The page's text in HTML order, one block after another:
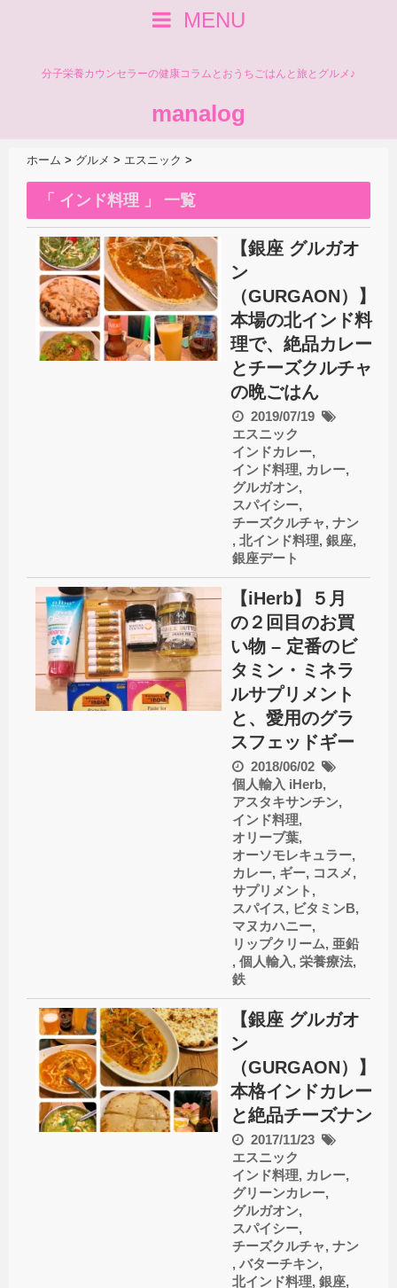
MENU
分子栄養カウンセラーの健康コラムとおうちごはんと旅とグルメ♪
manalog
ホーム > グルメ > エスニック >
「 インド料理 」 一覧
【銀座 グルガオ
ン
（GURGAON）】
本場の北インド料
理で、絶品カレー
とチーズクルチャ
の晩ごはん
2019/07/19
エスニック
インドカレー,
インド料理, カレー,
グルガオン,
スパイシー,
チーズクルチャ, ナン
, 北インド料理, 銀座,
銀座デート
【iHerb】５月
の２回目のお買
い物 – 定番のビ
タミン・ミネラ
ルサプリメント
と、愛用のグラ
スフェッドギー
2018/06/02
個人輸入 iHerb,
アスタキサンチン,
インド料理,
オリーブ葉,
オーソモレキュラー,
カレー, ギー, コスメ,
サプリメント ,
スパイス, ビタミンB,
マヌカハニー,
リップクリーム, 亜鉛
, 個人輸入, 栄養療法,
鉄
【銀座 グルガオ
ン
（GURGAON）】
本格インドカレー
と絶品チーズナン
2017/11/23
エスニック
インド料理, カレー,
グリーンカレー,
グルガオン,
スパイシー,
チーズクルチャ, ナン
, バターチキン,
北インド料理, 銀座,